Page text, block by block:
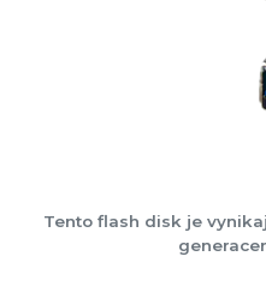
Tento flash disk je